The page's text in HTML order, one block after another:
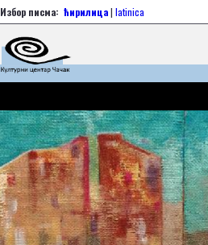
Избор писма: ћирилица| latinica